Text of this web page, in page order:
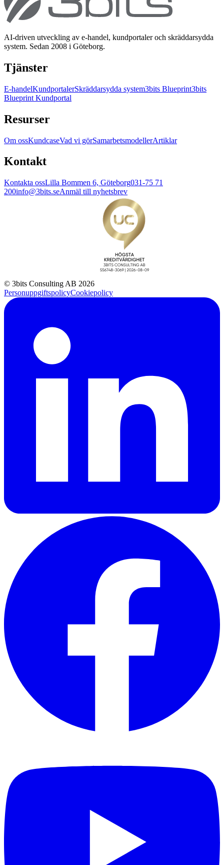
AI-driven utveckling av e-handel, kundportaler och skräddarsydda
system. Sedan 2008 i Göteborg.
Tjänster
E-handelKundportalerSkräddarsydda system3bits Blueprint3bits
Blueprint Kundportal
Resurser
Om ossKundcaseVad vi görSamarbetsmodellerArtiklar
Kontakt
Kontakta ossLilla Bommen 6, Göteborg031-75 71
200info@3bits.seAnmäl till nyhetsbrev
© 3bits Consulting AB 2026
PersonuppgiftspolicyCookiepolicy